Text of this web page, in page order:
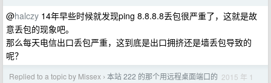
@halczy 14年早些时候就发现ping 8.8.8.8丢包很严重了，这就是故
意丢包的现象吧。
那么每天电信出口丢包严重，这到底是出口拥挤还是墙丢包导致的
呢？
Replied to a topic by Missex › 本站 222 的那个用远程桌面端口的 2015 年 1